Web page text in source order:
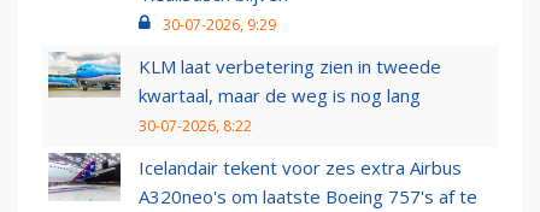
30-07-2026, 9:29
KLM laat verbetering zien in tweede
kwartaal, maar de weg is nog lang
30-07-2026, 8:22
Icelandair tekent voor zes extra Airbus
A320neo's om laatste Boeing 757's af te